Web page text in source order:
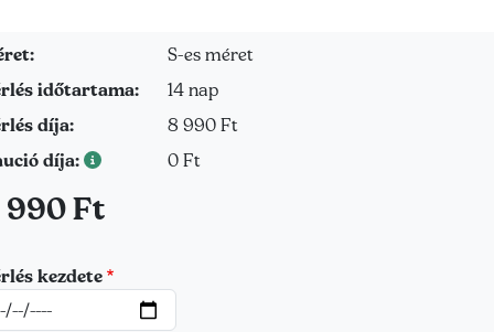
Méret
S-es méret
időtartama:
Bérlés időtartama
14 nap
díja:
Bérlés díja
8 990 Ft
díja:
Kaució díja
0 Ft
990 Ft
kezdete